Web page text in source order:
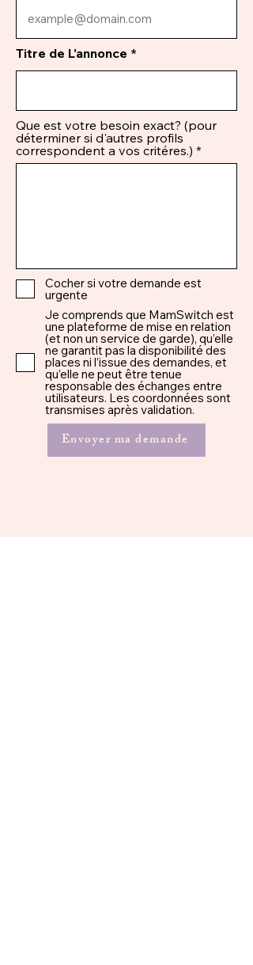
Titre de L'annonce
Que est votre besoin exact? (pour
déterminer si d'autres profils
correspondent a vos critéres.)
Cocher si votre demande est
urgente
Je comprends que MamSwitch est
une plateforme de mise en relation
(et non un service de garde), qu’elle
ne garantit pas la disponibilité des
places ni l’issue des demandes, et
qu’elle ne peut être tenue
responsable des échanges entre
utilisateurs. Les coordonnées sont
transmises après validation.
Envoyer ma demande